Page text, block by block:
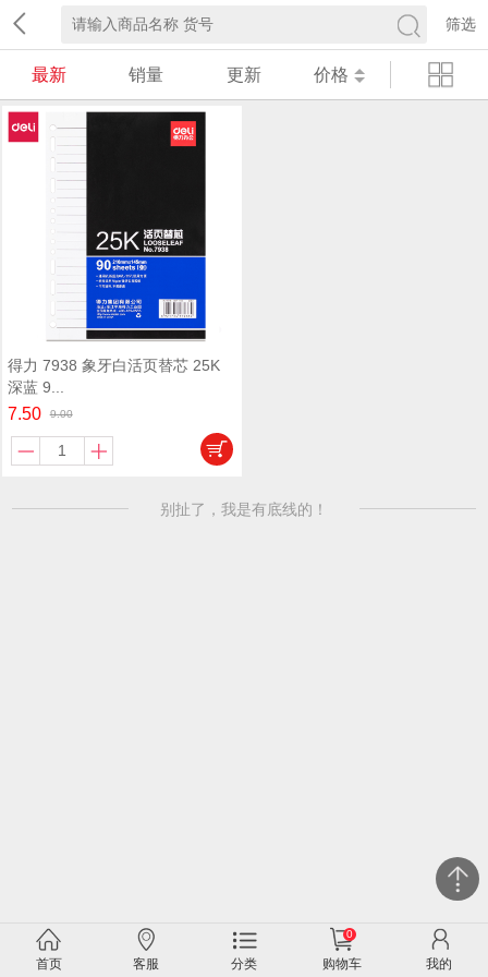
筛选
最新 销量 更新 价格
得力 7938 象牙白活页替芯 25K
深蓝 9...
7.50 9.00
别扯了，我是有底线的！
首页 客服 分类
0
购物车 我的
关闭